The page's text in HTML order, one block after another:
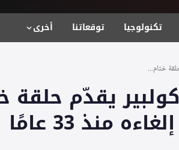
تكنولوجيا توقعاتنا أخرى
ختام...
يقدّم حلقة
منذ 33 عامًا